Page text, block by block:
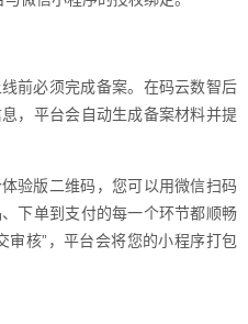
前必须完成备案。在码云数智后
，平台会自动生成备案材料并提
验版二维码，您可以用微信扫码
下单到支付的每一个环节都顺畅
审核”，平台会将您的小程序打包